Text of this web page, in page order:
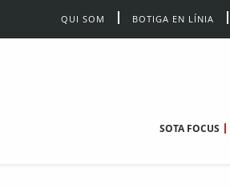
QUI SOM BOTIGA EN LÍNIA
SOTA FOCUS